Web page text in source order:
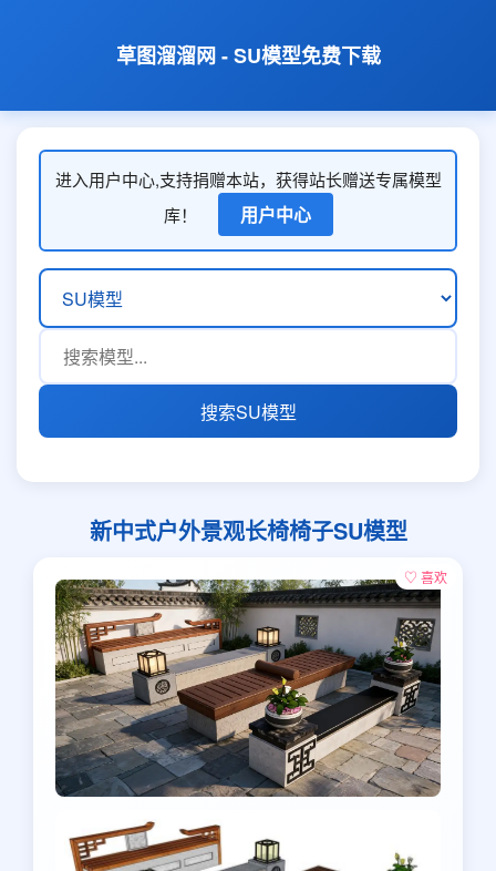
草图溜溜网 - SU模型免费下载
进入用户中心,支持捐赠本站，获得站长赠送专属模型
库！
用户中心
搜索SU模型
新中式户外景观长椅椅子SU模型
♡ 喜欢